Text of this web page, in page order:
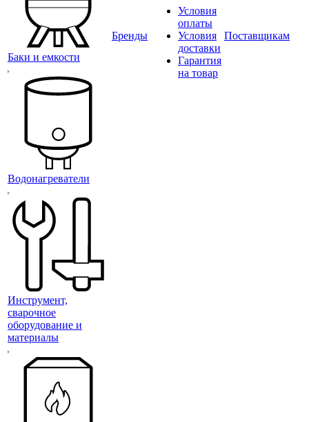
Баки и емкости
Водонагреватели
Инструмент,
сварочное
оборудование и
материалы
Бренды
Условия
оплаты
Условия
доставки
Гарантия
на товар
Поставщикам